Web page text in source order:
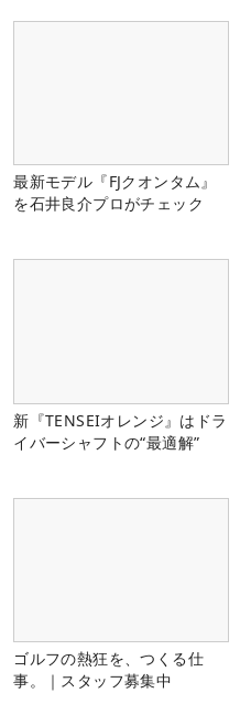
最新モデル『FJクオンタム』
を石井良介プロがチェック
新『TENSEIオレンジ』はドラ
イバーシャフトの“最適解”
ゴルフの熱狂を、つくる仕
事。｜スタッフ募集中